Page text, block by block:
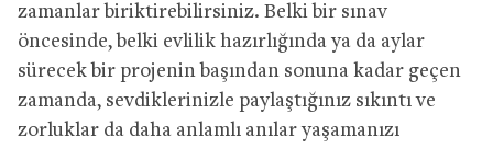
zamanlar biriktirebilirsiniz. Belki bir sınav
öncesinde, belki evlilik hazırlığında ya da aylar
sürecek bir projenin başından sonuna kadar geçen
zamanda, sevdiklerinizle paylaştığınız sıkıntı ve
zorluklar da daha anlamlı anılar yaşamanızı